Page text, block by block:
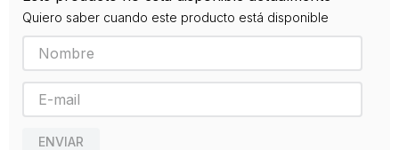
Quiero saber cuando este producto está disponible
ENVIAR